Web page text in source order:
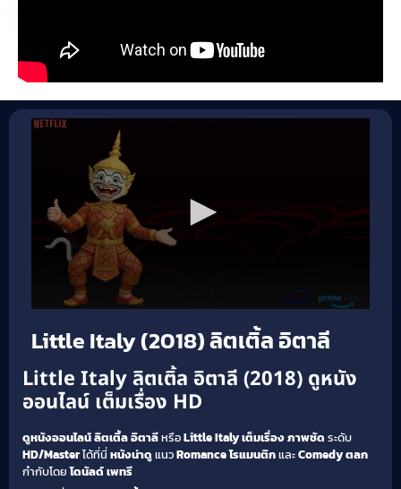
Little Italy (2018) ลิตเติ้ล อิตาลี
Little Italy ลิตเติ้ล อิตาลี (2018) ดูหนัง
ออนไลน์ เต็มเรื่อง HD
ดูหนังออนไลน์ลิตเติ้ล อิตาลีหรือLittle Italyเต็มเรื่องภาพชัด ระดับ
HD/Masterได้ที่นี่หนังน่าดูแนวRomance โรแมนติกและComedy ตลก
กำกับโดยโดนัลด์ เพทรี